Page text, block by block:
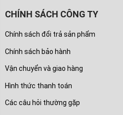
CHÍNH SÁCH CÔNG TY
Chính sách đổi trả sản phẩm
Chính sách bảo hành
Vận chuyển và giao hàng
Hình thức thanh toán
Các câu hỏi thường gặp